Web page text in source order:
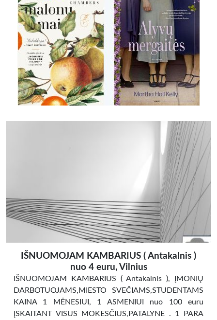
IŠNUOMOJAM KAMBARIUS ( Antakalnis )
nuo 4 euru, Vilnius
IŠNUOMOJAM KAMBARIUS ( Antakalnis ), ĮMONIŲ
DARBOTUOJAMS,MIESTO SVEČIAMS,STUDENTAMS
KAINA 1 MĖNESIUI, 1 ASMENIUI nuo 100 euru
ĮSKAITANT VISUS MOKESČIUS,PATALYNE . 1 PARA